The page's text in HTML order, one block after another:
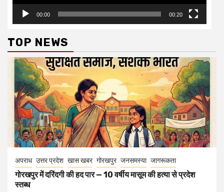
00:00 00:20
TOP NEWS
अपराध उत्तर प्रदेश खास खबर गोरखपुर जनसमस्या जागरूकता
गोरखपुर में दरिंदगी की हद पार — 10 वर्षीय मासूम की हत्या से प्रदेश
स्तब्ध